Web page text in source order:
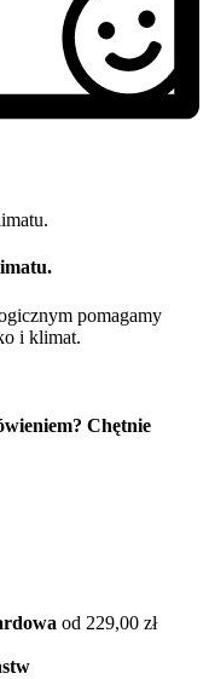
pomagamy
i klimat.
Chętnie
od 229,00 zł